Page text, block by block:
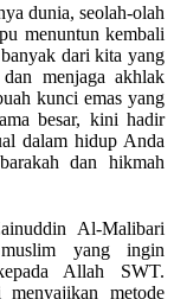
dunia, seolah-olah
menuntun kembali
dari kita yang
menjaga akhlak
kunci emas yang
besar, kini hadir
dalam hidup Anda
dan hikmah
Al-Malibari
yang ingin
Allah SWT.
metode